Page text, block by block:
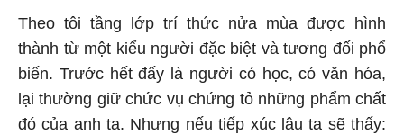
Theo tôi tầng lớp trí thức nửa mùa được hình
thành từ một kiểu người đặc biệt và tương đối phổ
biến. Trước hết đấy là người có học, có văn hóa,
lại thường giữ chức vụ chứng tỏ những phẩm chất
đó của anh ta. Nhưng nếu tiếp xúc lâu ta sẽ thấy: